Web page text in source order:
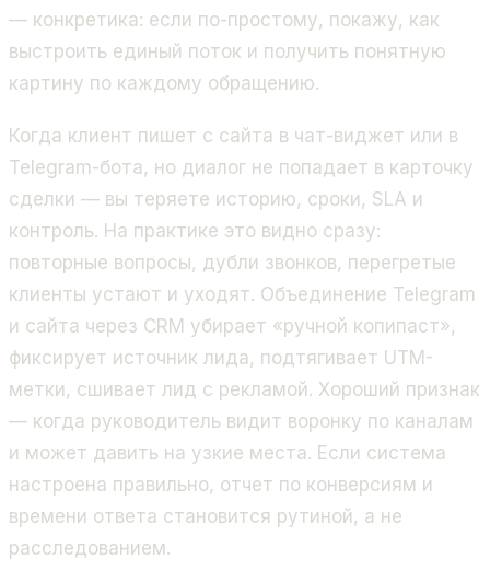
— конкретика: если по-простому, покажу, как
выстроить единый поток и получить понятную
картину по каждому обращению.
Когда клиент пишет с сайта в чат-виджет или в
Telegram-бота, но диалог не попадает в карточку
сделки — вы теряете историю, сроки, SLA и
контроль. На практике это видно сразу:
повторные вопросы, дубли звонков, перегретые
клиенты устают и уходят. Объединение Telegram
и сайта через CRM убирает «ручной копипаст»,
фиксирует источник лида, подтягивает UTM-
метки, сшивает лид с рекламой. Хороший признак
— когда руководитель видит воронку по каналам
и может давить на узкие места. Если система
настроена правильно, отчет по конверсиям и
времени ответа становится рутиной, а не
расследованием.